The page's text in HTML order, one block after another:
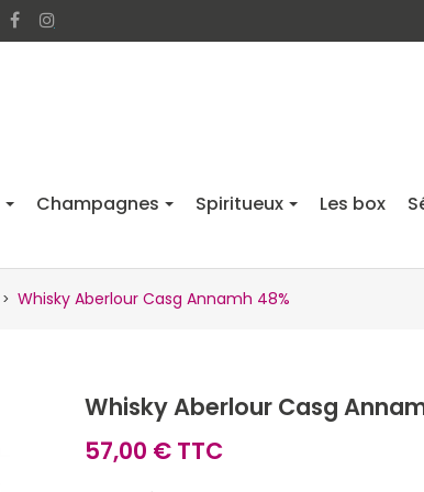
Champagnes Spiritueux Les box
Whisky Aberlour Casg Annamh 48%
Whisky Aberlour Casg
57,00 € TTC